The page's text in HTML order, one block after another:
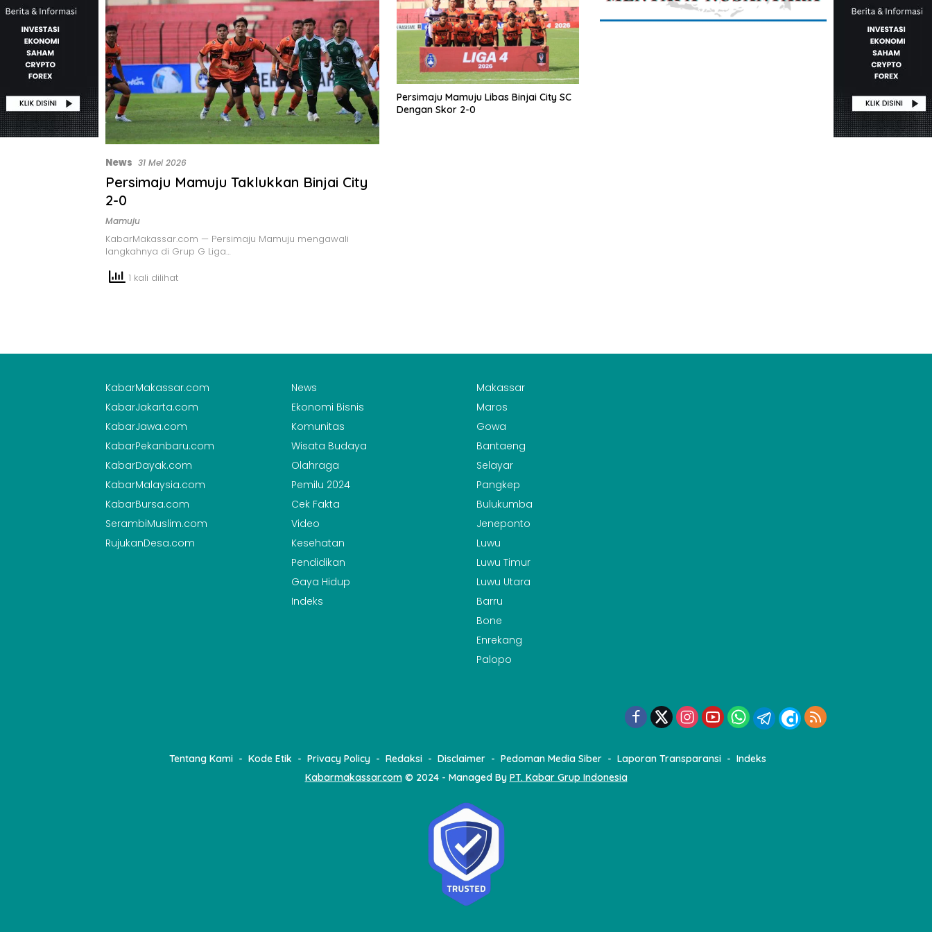
News 31 Mei 2026
Persimaju Mamuju Taklukkan Binjai City
2-0
Mamuju
KabarMakassar.com — Persimaju Mamuju mengawali
langkahnya di Grup G Liga…
1 kali dilihat
Persimaju Mamuju Libas Binjai City SC
Dengan Skor 2-0
KabarMakassar.com
KabarJakarta.com
KabarJawa.com
KabarPekanbaru.com
KabarDayak.com
KabarMalaysia.com
KabarBursa.com
SerambiMuslim.com
RujukanDesa.com
News
Ekonomi Bisnis
Komunitas
Wisata Budaya
Olahraga
Pemilu 2024
Cek Fakta
Video
Kesehatan
Pendidikan
Gaya Hidup
Indeks
Makassar
Maros
Gowa
Bantaeng
Selayar
Pangkep
Bulukumba
Jeneponto
Luwu
Luwu Timur
Luwu Utara
Barru
Bone
Enrekang
Palopo
Tentang Kami Kode Etik Privacy Policy Redaksi Disclaimer Pedoman Media Siber Laporan Transparansi
Indeks
Kabarmakassar.com© 2024 - Managed By PT. Kabar Grup Indonesia